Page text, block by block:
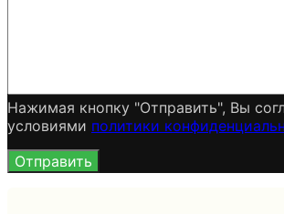
Нажимая кнопку "Отправить", Вы
условиями политики